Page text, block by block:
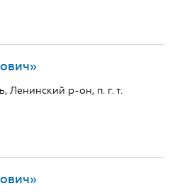
Ленинский р-он, п. г. т.